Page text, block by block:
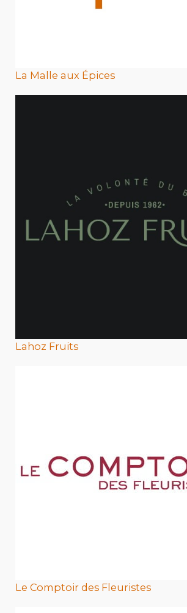
La Malle aux Épices
Lahoz Fruits
Le Comptoir des Fleuristes